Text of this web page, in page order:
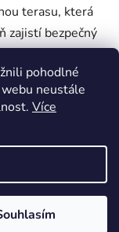
pohodlné
neustále
Více
Pište
terasu, která
zajistí bezpečný
Terrace –
lazura na
rozpouštědel,...